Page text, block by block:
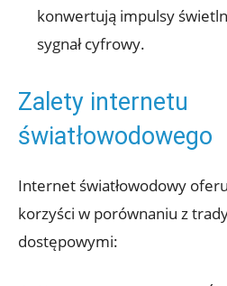
konwertują impulsy
sygnał cyfrowy.
Zalety internetu
światłowodowego
Internet światłowodowy
korzyści w porównaniu z
dostępowymi: